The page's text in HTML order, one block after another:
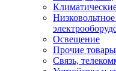
Освещение
Прочие товары
Связь,